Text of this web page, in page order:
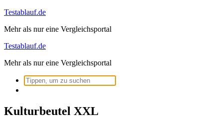
Zum
springen
Testablauf.de
Mehr als nur eine Vergleichsportal
Testablauf.de
Mehr als nur eine Vergleichsportal
Suchen
nach:
Kulturbeutel XXL